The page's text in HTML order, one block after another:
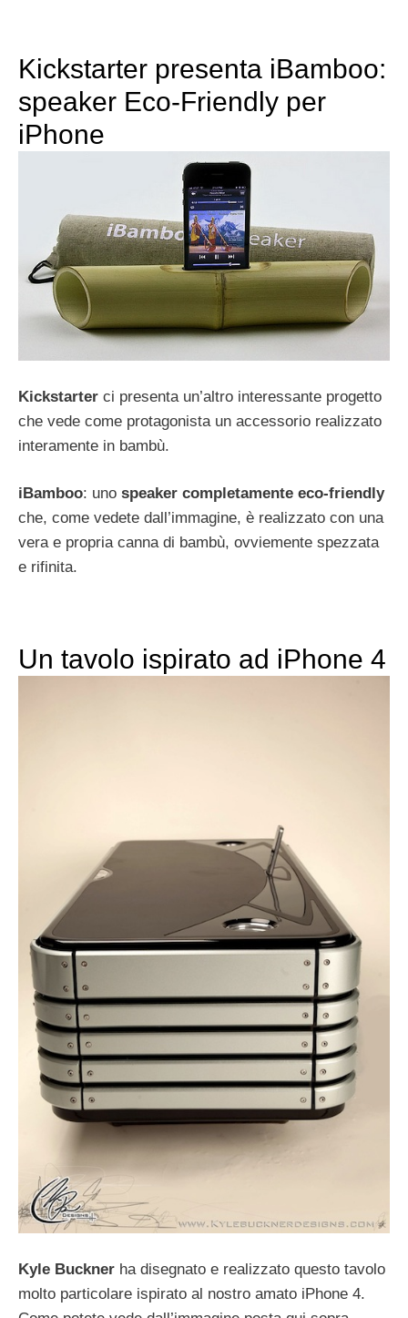
Kickstarter presenta iBamboo:
speaker Eco-Friendly per
iPhone
Kickstarter ci presenta un’altro interessante progetto
che vede come protagonista un accessorio realizzato
interamente in bambù.
iBamboo: uno speaker completamente eco-friendly
che, come vedete dall’immagine, è realizzato con una
vera e propria canna di bambù, ovviemente spezzata
e rifinita.
Un tavolo ispirato ad iPhone 4
Kyle Buckner ha disegnato e realizzato questo tavolo
molto particolare ispirato al nostro amato iPhone 4.